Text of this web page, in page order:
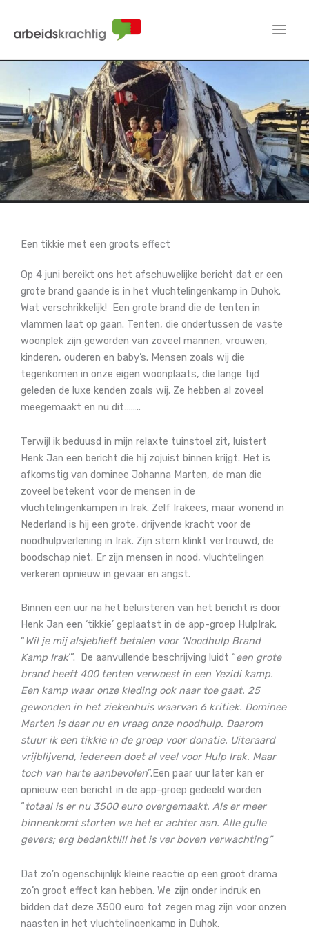
inhoud
Een tikkie met een groots effect
Op 4 juni bereikt ons het afschuwelijke bericht dat er een
grote brand gaande is in het vluchtelingenkamp in Duhok.
Wat verschrikkelijk! Een grote brand die de tenten in
vlammen laat op gaan. Tenten, die ondertussen de vaste
woonplek zijn geworden van zoveel mannen, vrouwen,
kinderen, ouderen en baby’s. Mensen zoals wij die
tegenkomen in onze eigen woonplaats, die lange tijd
geleden de luxe kenden zoals wij. Ze hebben al zoveel
meegemaakt en nu dit……..
Terwijl ik beduusd in mijn relaxte tuinstoel zit, luistert
Henk Jan een bericht die hij zojuist binnen krijgt. Het is
afkomstig van dominee Johanna Marten, de man die
zoveel betekent voor de mensen in de
vluchtelingenkampen in Irak. Zelf Irakees, maar wonend in
Nederland is hij een grote, drijvende kracht voor de
noodhulpverlening in Irak. Zijn stem klinkt vertrouwd, de
boodschap niet. Er zijn mensen in nood, vluchtelingen
verkeren opnieuw in gevaar en angst.
Binnen een uur na het beluisteren van het bericht is door
Henk Jan een ‘tikkie’ geplaatst in de app-groep HulpIrak.
“Wil je mij alsjeblieft betalen voor ‘Noodhulp Brand
Kamp Irak‘”. De aanvullende beschrijving luidt “een grote
brand heeft 400 tenten verwoest in een Yezidi kamp.
Een kamp waar onze kleding ook naar toe gaat. 25
gewonden in het ziekenhuis waarvan 6 kritiek. Dominee
Marten is daar nu en vraag onze noodhulp. Daarom
stuur ik een tikkie in de groep voor donatie. Uiteraard
vrijblijvend, iedereen doet al veel voor Hulp Irak. Maar
toch van harte aanbevolen”.Een paar uur later kan er
opnieuw een bericht in de app-groep gedeeld worden
“totaal is er nu 3500 euro overgemaakt. Als er meer
binnenkomt storten we het er achter aan. Alle gulle
gevers; erg bedankt!!!! het is ver boven verwachting”
Dat zo’n ogenschijnlijk kleine reactie op een groot drama
zo’n groot effect kan hebben. We zijn onder indruk en
bidden dat deze 3500 euro tot zegen mag zijn voor onzen
naasten in het vluchtelingenkamp in Duhok.